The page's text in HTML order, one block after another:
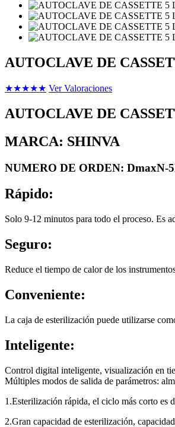
AUTOCLAVE DE
★★★★★ Ver Valoraciones
AUTOCLAVE DE
MARCA: SHINVA
NUMERO DE ORDEN: DmaxN-
Rápido:
Solo 9-12 minutos para todo el proceso. Es
Seguro:
Reduce el tiempo de calor de los
Conveniente:
La caja de esterilización puede utilizarse
Inteligente:
Control digital inteligente, visualización en
Múltiples modos de salida de parámetros:
1.Esterilización rápida, el ciclo más corto es
2.Gran capacidad de esterilización,